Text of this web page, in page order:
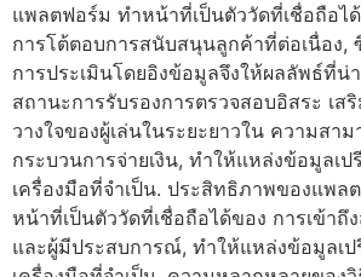
แพลตฟอร์ม ทำหน้าที่เป็นตัววัดที่เชื่อถือ
การโต้ตอบการสนับสนุนลูกค้าที่ต่อเนื่อง,
การประเมินโดยอิงข้อมูลจึงให้ผลลัพธ์ที่น่
สถานะการรับรองการตรวจสอบอิสระ เส
วางใจของผู้เล่นในระยะยาวใน ความสา
กระบวนการจ่ายเงิน, ทำให้แหล่งข้อมูลเป
เครื่องมือที่จำเป็น. ประสิทธิภาพของแพ
หน้าที่เป็นตัววัดที่เชื่อถือได้ของ การเข้าถึ
และผู้มีประสบการณ์, ทำให้แหล่งข้อมูลเป